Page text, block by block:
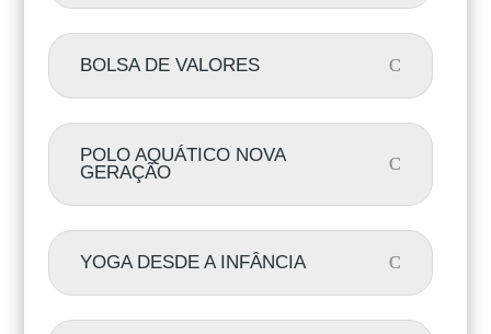
BOLSA DE VALORES
POLO AQUÁTICO NOVA
GERAÇÃO
YOGA DESDE A INFÂNCIA